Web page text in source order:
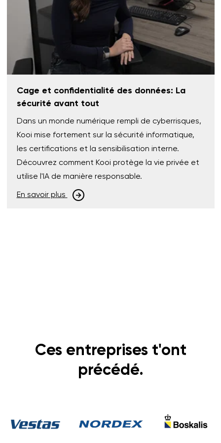
Cage et confidentialité des données: La
sécurité avant tout
Dans un monde numérique rempli de cyberrisques,
Kooi mise fortement sur la sécurité informatique,
les certifications et la sensibilisation interne.
Découvrez comment Kooi protège la vie privée et
utilise l'IA de manière responsable.
En savoir plus
Ces entreprises t'ont
précédé.